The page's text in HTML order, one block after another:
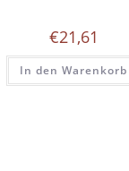
€21,61
In den Warenkorb